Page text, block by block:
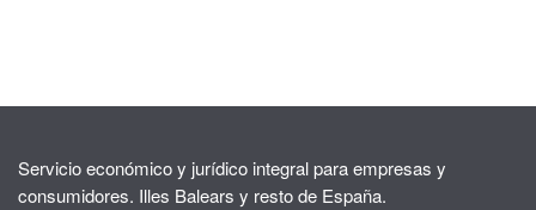
Servicio económico y jurídico integral para empresas y
consumidores. Illes Balears y resto de España.